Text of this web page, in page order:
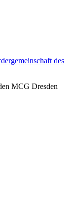
des
MCG Dresden